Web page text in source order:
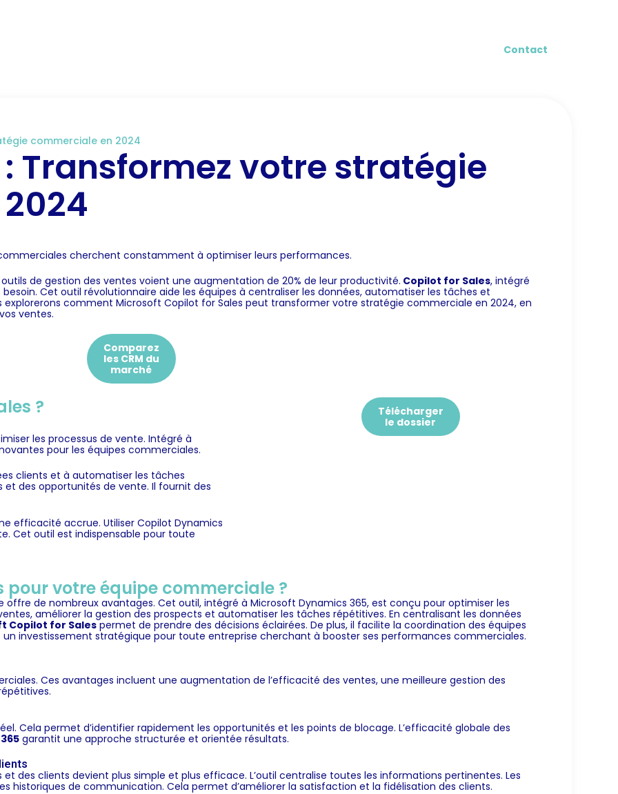
Contact
commerciale en 2024
Transformez votre stratégie
cherchent constamment à optimiser leurs performances.
de gestion des ventes voient une augmentation de 20% de leur productivité. Copilot for Sales, intégré
Cet outil révolutionnaire aide les équipes à centraliser les données, automatiser les tâches et
comment Microsoft Copilot for Sales peut transformer votre stratégie commerciale en 2024, en
ventes.
Comparez
les CRM du
marché
?
les processus de vente. Intégré à
pour les équipes commerciales.
clients et à automatiser les tâches
des opportunités de vente. Il fournit des
efficacité accrue. Utiliser Copilot Dynamics
Cet outil est indispensable pour toute
Télécharger
le dossier
pour votre équipe commerciale ?
de nombreux avantages. Cet outil, intégré à Microsoft Dynamics 365, est conçu pour optimiser les
améliorer la gestion des prospects et automatiser les tâches répétitives. En centralisant les données
Copilot for Salespermet de prendre des décisions éclairées. De plus, il facilite la coordination des équipes
investissement stratégique pour toute entreprise cherchant à booster ses performances commerciales.
Ces avantages incluent une augmentation de l’efficacité des ventes, une meilleure gestion des
Cela permet d’identifier rapidement les opportunités et les points de blocage. L’efficacité globale des
garantit une approche structurée et orientée résultats.
des clients devient plus simple et plus efficace. L’outil centralise toutes les informations pertinentes. Les
historiques de communication. Cela permet d’améliorer la satisfaction et la fidélisation des clients.